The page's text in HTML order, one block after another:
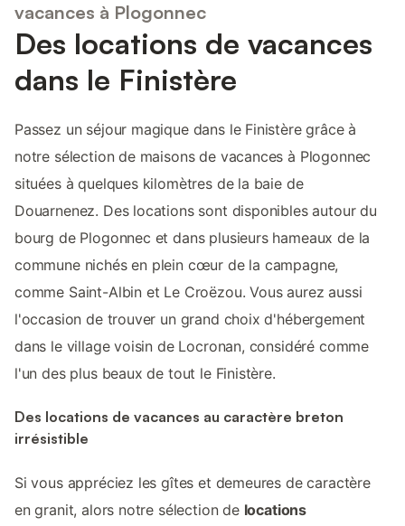
vacances à Plogonnec
Des locations de vacances
dans le Finistère
Passez un séjour magique dans le Finistère grâce à
notre sélection de maisons de vacances à Plogonnec
situées à quelques kilomètres de la baie de
Douarnenez. Des locations sont disponibles autour du
bourg de Plogonnec et dans plusieurs hameaux de la
commune nichés en plein cœur de la campagne,
comme Saint-Albin et Le Croëzou. Vous aurez aussi
l'occasion de trouver un grand choix d'hébergement
dans le village voisin de Locronan, considéré comme
l'un des plus beaux de tout le Finistère.
Des locations de vacances au caractère breton
irrésistible
Si vous appréciez les gîtes et demeures de caractère
en granit, alors notre sélection de locations